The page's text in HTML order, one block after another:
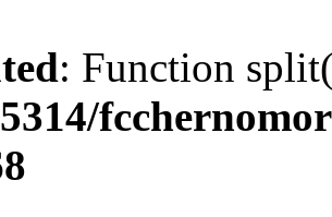
: Function